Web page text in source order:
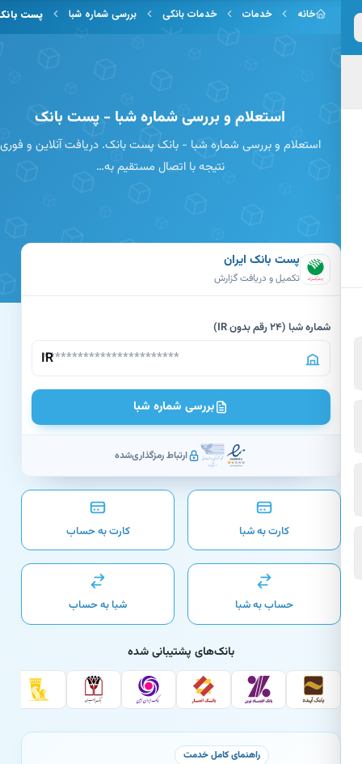
به محتوای اصلی
خانه خدمات خدمات بانکی بررسی شماره شبا پست بانک
استعلام و بررسی شماره شبا - پست بانک
استعلام و بررسی شماره شبا - بانک پست بانک. دریافت آنلاین و فوری
نتیجه با اتصال مستقیم به…
پست بانک ایران
تکمیل و دریافت گزارش
شماره شبا (24 رقم بدون IR)
IR
بررسی شماره شبا
ارتباط رمزگذاری‌شده
کارت به شبا کارت به حساب
حساب به شبا شبا به حساب
بانک‌های پشتیبانی شده
راهنمای کامل خدمت